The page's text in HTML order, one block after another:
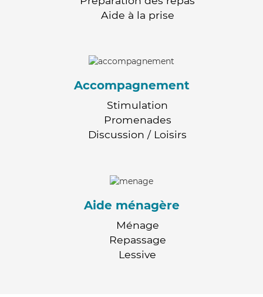
Aide à la prise
Accompagnement
Stimulation
Promenades
Discussion / Loisirs
Aide ménagère
Ménage
Repassage
Lessive